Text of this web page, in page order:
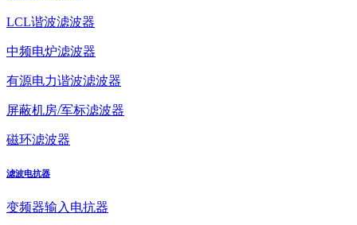
LCL谐波滤波器
中频电炉滤波器
有源电力谐波滤波器
屏蔽机房/军标滤波器
磁环滤波器
滤波电抗器
变频器输入电抗器